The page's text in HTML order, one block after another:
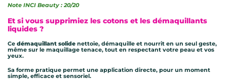
Note INCI Beauty : 20/20
Et si vous supprimiez les cotons et les démaquillants
liquides ?
Ce démaquillant solide nettoie, démaquille et nourrit en un seul geste,
même sur le maquillage tenace, tout en respectant votre peau et vos
yeux.
Sa forme pratique permet une application directe, pour un moment
simple, efficace et sensoriel.